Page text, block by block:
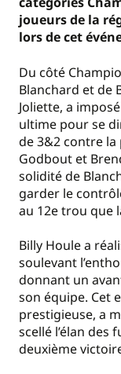
joueurs de la
lors de cet
Du côté
Blanchard et de
Joliette, a
ultime pour se
de 3&2 contre la
Godbout et
solidité de
garder le
au 12e trou que
Billy Houle a
soulevant
donnant un
son équipe. Cet
prestigieuse, a
scellé l’élan
deuxième